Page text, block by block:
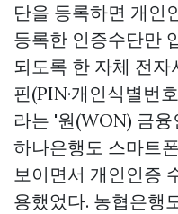
단을 등록하면 개인
등록한 인증수단만
되도록 한 자체 전
핀(PIN·개인식별번
라는 '원(WON) 금
하나은행도 스마트
보이면서 개인인증
용했었다. 농협은행